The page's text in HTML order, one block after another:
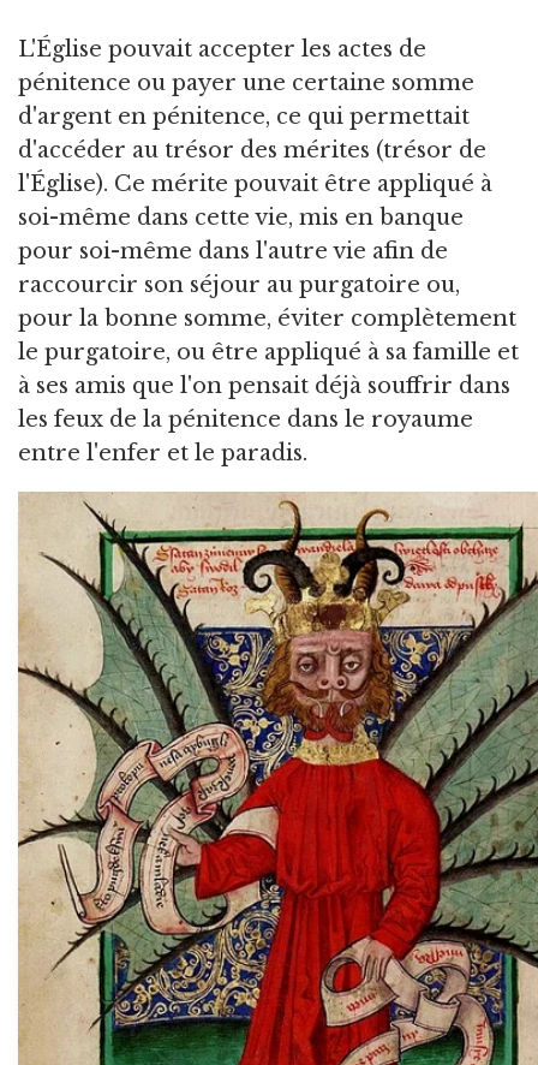
L'Église pouvait accepter les actes de
pénitence ou payer une certaine somme
d'argent en pénitence, ce qui permettait
d'accéder au trésor des mérites (trésor de
l'Église). Ce mérite pouvait être appliqué à
soi-même dans cette vie, mis en banque
pour soi-même dans l'autre vie afin de
raccourcir son séjour au purgatoire ou,
pour la bonne somme, éviter complètement
le purgatoire, ou être appliqué à sa famille et
à ses amis que l'on pensait déjà souffrir dans
les feux de la pénitence dans le royaume
entre l'enfer et le paradis.